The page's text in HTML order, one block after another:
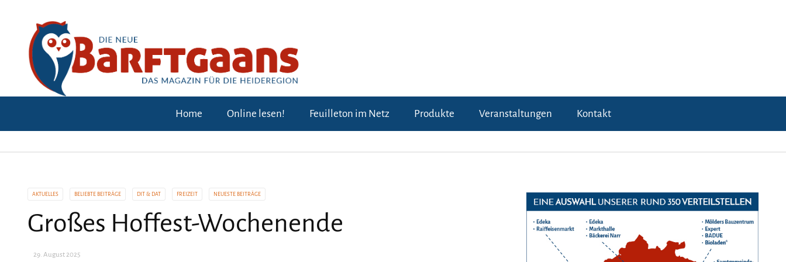
Home Online lesen! Feuilleton im Netz Produkte Veranstaltungen Kontakt
AKTUELLES BELIEBTE BEITRÄGE DIT & DAT FREIZEIT NEUESTE BEITRÄGE
Großes Hoffest-Wochenende
29. August 2025